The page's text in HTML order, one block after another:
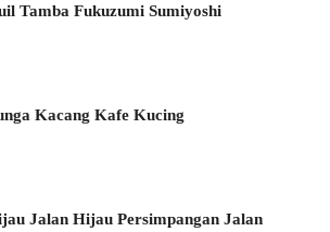
Tamba Fukuzumi Sumiyoshi
Kacang Kafe Kucing
Jalan Hijau Persimpangan Jalan